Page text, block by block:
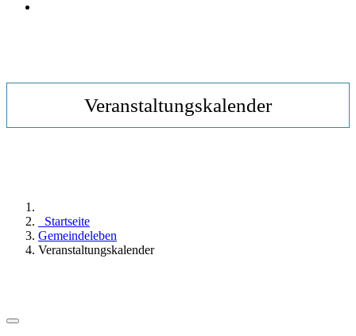
Veranstaltungskalender
Startseite
Gemeindeleben
Veranstaltungskalender